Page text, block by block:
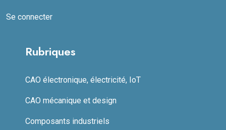
Se connecter
Rubriques
CAO électronique, électricité, IoT
CAO mécanique et design
Composants industriels